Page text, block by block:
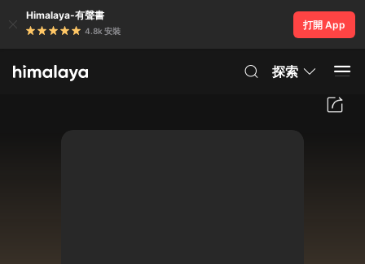
Himalaya-有聲書
4.8k 安裝
打開 App
探索